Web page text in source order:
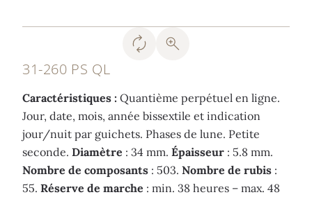
31-260 PS QL
Caractéristiques : Quantième perpétuel en ligne.
Jour, date, mois, année bissextile et indication
jour/nuit par guichets. Phases de lune. Petite
seconde. Diamètre : 34 mm. Épaisseur : 5.8 mm.
Nombre de composants : 503. Nombre de rubis :
55. Réserve de marche : min. 38 heures – max. 48